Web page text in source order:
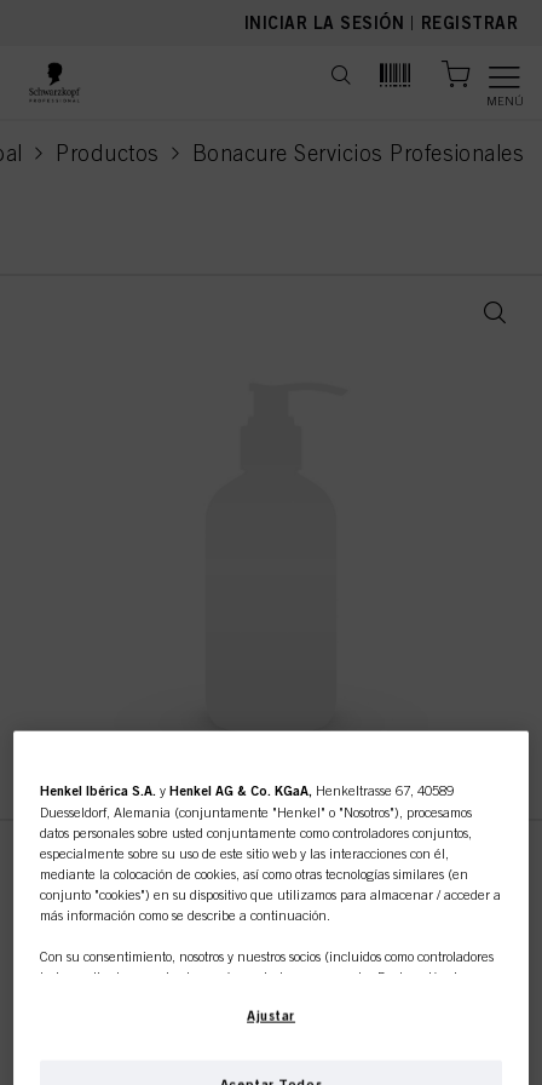
INICIAR LA SESIÓN | REGISTRAR
MENÚ
Productos Bonacure Servicios Profesionales
current page
Without Variant
Esta tienda en línea es de
uso exclusivo para clientes
Henkel Ibérica S.A. yHenkel AG & Co. KGaA, Henkeltrasse 67, 40589
Duesseldorf, Alemania (conjuntamente "Henkel" o "Nosotros"), procesamos
datos personales sobre usted conjuntamente como controladores conjuntos,
especialmente sobre su uso de este sitio web y las interacciones con él,
mediante la colocación de cookies, así como otras tecnologías similares (en
conjunto "cookies") en su dispositivo que utilizamos para almacenar / acceder a
más información como se describe a continuación.
Con su consentimiento, nosotros y nuestros socios (incluidos como controladores
independientes
conjuntos
según se designa en nuestra Declaración de
huellas dactilares y tecnologías similares") también utilizaremos cookies y
Ajustar